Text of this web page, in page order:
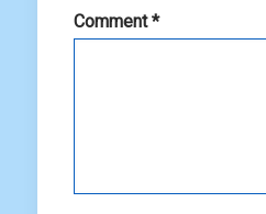
Comment*